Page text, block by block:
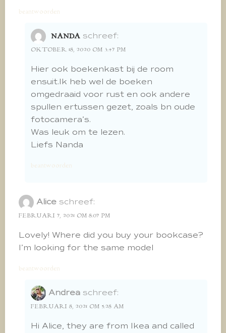
beantwoorden
NANDA schreef:
OKTOBER 18, 2020 OM 3:47 PM
Hier ook boekenkast bij de room
ensuit.Ik heb wel de boeken
omgedraaid voor rust en ook andere
spullen ertussen gezet, zoals bn oude
fotocamera’s.
Was leuk om te lezen.
Liefs Nanda
beantwoorden
Alice schreef:
FEBRUARI 7, 2021 OM 8:07 PM
Lovely! Where did you buy your bookcase?
I’m looking for the same model
beantwoorden
Andrea schreef:
FEBRUARI 8, 2021 OM 5:28 AM
Hi Alice, they are from Ikea and called